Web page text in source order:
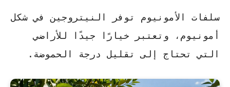
سلفات الأمونيوم توفر النيتروجين في شكل
أمونيوم، وتعتبر خيارًا جيدًا للأراضي
التي تحتاج إلى تقليل درجة الحموضة.